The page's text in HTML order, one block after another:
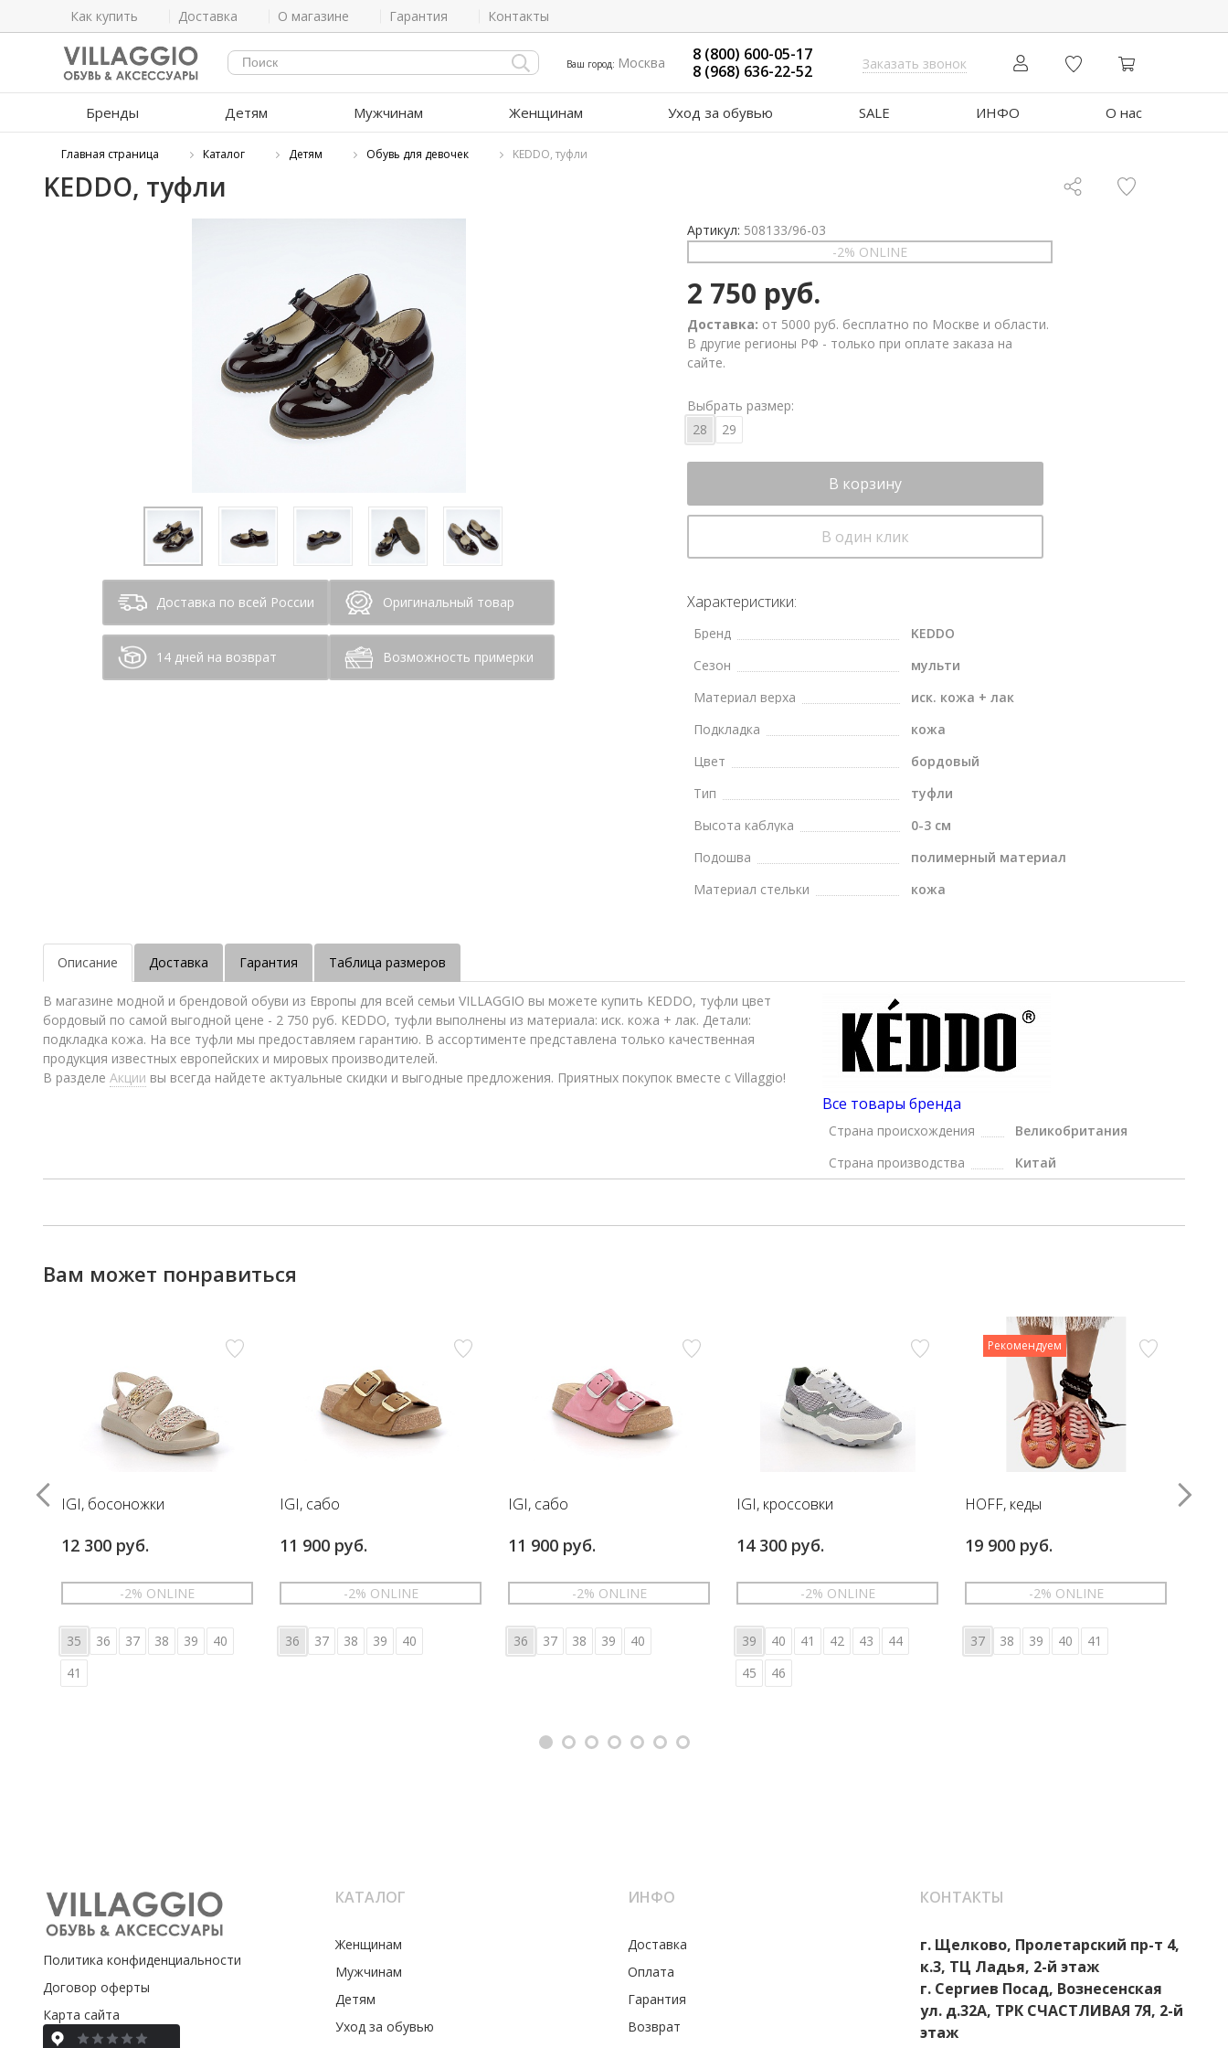
Как купить Доставка О магазине Гарантия Контакты
Ваш город: Москва
8 (800) 600-05-17
8 (968) 636-22-52
Заказать звонок
Бренды Детям Мужчинам Женщинам Уход за обувью SALE ИНФО О нас
Главная страница Каталог Детям Обувь для девочек KEDDO, туфли
KEDDO, туфли
Доставка по всей России Оригинальный товар
14 дней на возврат Возможность примерки
Артикул: 508133/96-03
-2% ONLINE
2 750 руб.
Доставка: от 5000 руб. бесплатно по Москве и области.
В другие регионы РФ - только при оплате заказа на
сайте.
Выбрать размер:
28
29
В корзину
В один клик
Характеристики:
Бренд
KEDDO
Сезон
мульти
Материал верха
иск. кожа + лак
Подкладка
кожа
Цвет
бордовый
Тип
туфли
Высота каблука
0-3 см
Подошва
полимерный материал
Материал стельки
кожа
Описание Доставка Гарантия Таблица размеров
В магазине модной и брендовой обуви из Европы для всей семьи VILLAGGIO вы можете купить KEDDO, туфли цвет
бордовый по самой выгодной цене - 2 750 руб. KEDDO, туфли выполнены из материала: иск. кожа + лак. Детали:
подкладка кожа. На все туфли мы предоставляем гарантию. В ассортименте представлена только качественная
продукция известных европейских и мировых производителей.
В разделе Акции вы всегда найдете актуальные скидки и выгодные предложения. Приятных покупок вместе с Villaggio!
Все товары бренда
Страна происхождения
Великобритания
Страна производства
Китай
Вам может понравиться
IGI, босоножки
12 300 руб.
-2% ONLINE
35 36 37 38 39
40
41
IGI, сабо
11 900 руб.
-2% ONLINE
36 37 38 39 40
IGI, сабо
11 900 руб.
-2% ONLINE
36 37 38 39 40
IGI, кроссовки
14 300 руб.
-2% ONLINE
39 40 41 42 43
44
45
46
Рекомендуем
HOFF, кеды
19 900 руб.
-2% ONLINE
37 38 39 40 41
Политика конфиденциальности
Договор оферты
Карта сайта
КАТАЛОГ
Женщинам
Мужчинам
Детям
Уход за обувью
ИНФО
Доставка
Оплата
Гарантия
Возврат
КОНТАКТЫ
г. Щелково, Пролетарский пр-т 4,
к.3, ТЦ Ладья, 2-й этаж
г. Сергиев Посад, Вознесенская
ул. д.32А, ТРК СЧАСТЛИВАЯ 7Я, 2-й
этаж